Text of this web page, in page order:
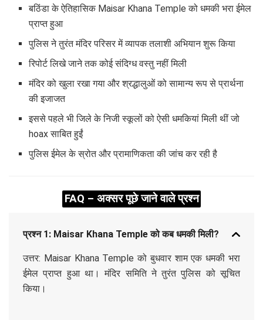
बठिंडा के ऐतिहासिक Maisar Khana Temple को धमकी भरा ईमेल
प्राप्त हुआ
पुलिस ने तुरंत मंदिर परिसर में व्यापक तलाशी अभियान शुरू किया
रिपोर्ट लिखे जाने तक कोई संदिग्ध वस्तु नहीं मिली
मंदिर को खुला रखा गया और श्रद्धालुओं को सामान्य रूप से प्रार्थना
की इजाजत
इससे पहले भी जिले के निजी स्कूलों को ऐसी धमकियां मिली थीं जो
hoax साबित हुईं
पुलिस ईमेल के स्रोत और प्रामाणिकता की जांच कर रही है
FAQ – अक्सर पूछे जाने वाले प्रश्न
प्रश्न 1: Maisar Khana Temple को कब धमकी मिली?
उत्तर: Maisar Khana Temple को बुधवार शाम एक धमकी भरा
ईमेल प्राप्त हुआ था। मंदिर समिति ने तुरंत पुलिस को सूचित
किया।